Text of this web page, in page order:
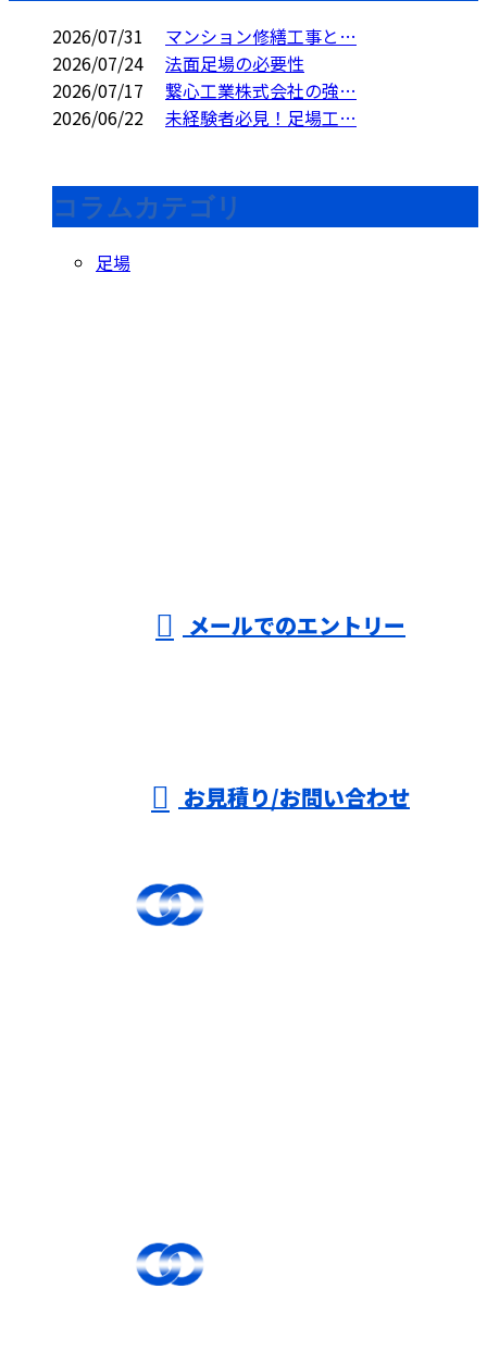
2026/07/31
マンション修繕工事と…
2026/07/24
法面足場の必要性
2026/07/17
繋心工業株式会社の強…
2026/06/22
未経験者必見！足場工…
コラムカテゴリ
足場
メールでのエントリー
お見積り/お問い合わせ